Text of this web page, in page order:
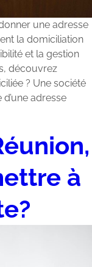
une adresse
la domiciliation
et la gestion
découvrez
? Une société
adresse
à